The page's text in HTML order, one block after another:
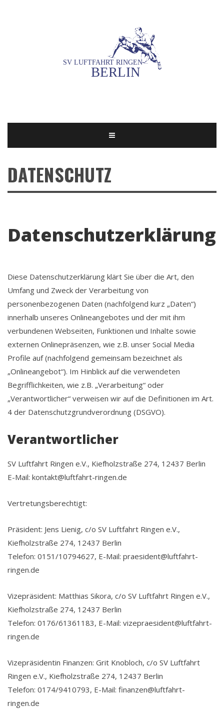
DATENSCHUTZ
Datenschutzerklärung
Diese Datenschutzerklärung klärt Sie über die Art, den
Umfang und Zweck der Verarbeitung von
personenbezogenen Daten (nachfolgend kurz „Daten“)
innerhalb unseres Onlineangebotes und der mit ihm
verbundenen Webseiten, Funktionen und Inhalte sowie
externen Onlinepräsenzen, wie z.B. unser Social Media
Profile auf (nachfolgend gemeinsam bezeichnet als
„Onlineangebot“). Im Hinblick auf die verwendeten
Begrifflichkeiten, wie z.B. „Verarbeitung“ oder
„Verantwortlicher“ verweisen wir auf die Definitionen im Art.
4 der Datenschutzgrundverordnung (DSGVO).
Verantwortlicher
SV Luftfahrt Ringen e.V., Kiefholzstraße 274, 12437 Berlin
E-Mail: kontakt@luftfahrt-ringen.de
Vertretungsberechtigt:
Präsident: Jens Lienig, c/o SV Luftfahrt Ringen e.V.,
Kiefholzstraße 274, 12437 Berlin
Telefon: 0151/10794627, E-Mail: praesident@luftfahrt-
ringen.de
Vizepräsident: Matthias Sikora, c/o SV Luftfahrt Ringen e.V.,
Kiefholzstraße 274, 12437 Berlin
Telefon: 0176/61361183, E-Mail: vizepraesident@luftfahrt-
ringen.de
Vizepräsidentin Finanzen: Grit Knobloch, c/o SV Luftfahrt
Ringen e.V., Kiefholzstraße 274, 12437 Berlin
Telefon: 0174/9410793, E-Mail: finanzen@luftfahrt-
ringen.de